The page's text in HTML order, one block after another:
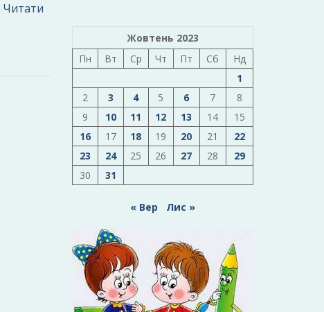
Читати
Жовтень 2023
Пн
Вт Ср Чт Пт Сб
Нд
1
2
3 4 5 6 7
8
9
10 11 12 13 14
15
16
17 18 19 20 21
22
23
24 25 26 27 28
29
30
31
« Вер Лис »